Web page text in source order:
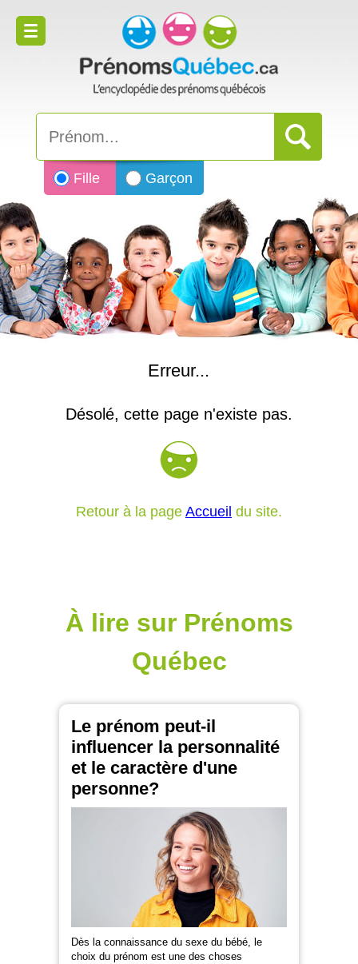
Fille Garçon
Erreur...
Désolé, cette page n'existe pas.
Retour à la page Accueil du site.
À lire sur Prénoms
Québec
Le prénom peut-il
influencer la personnalité
et le caractère d'une
personne?
Dès la connaissance du sexe du bébé, le
choix du prénom est une des choses